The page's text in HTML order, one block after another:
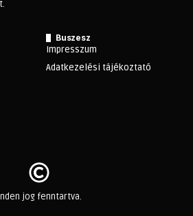
Buszesz
Impresszum
Adatkezelési tájékoztató
jog fenntartva.